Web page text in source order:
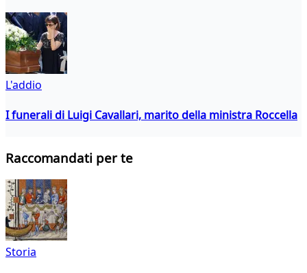
L'addio
I funerali di Luigi Cavallari, marito della ministra Roccella
Raccomandati per te
Storia